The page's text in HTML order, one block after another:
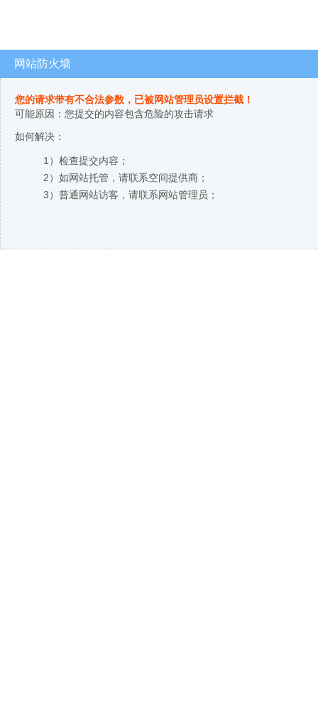
网站防火墙
您的请求带有不合法参数，已被网站管理员设置拦截！
可能原因：您提交的内容包含危险的攻击请求
如何解决：
1）检查提交内容；
2）如网站托管，请联系空间提供商；
3）普通网站访客，请联系网站管理员；